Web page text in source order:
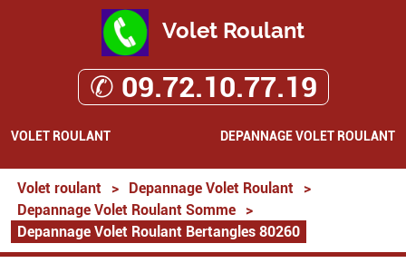
Volet Roulant
✆ 09.72.10.77.19
VOLET ROULANT DEPANNAGE VOLET ROULANT
Volet roulant > Depannage Volet Roulant
>
Depannage Volet Roulant Somme
>
Depannage Volet Roulant Bertangles 80260